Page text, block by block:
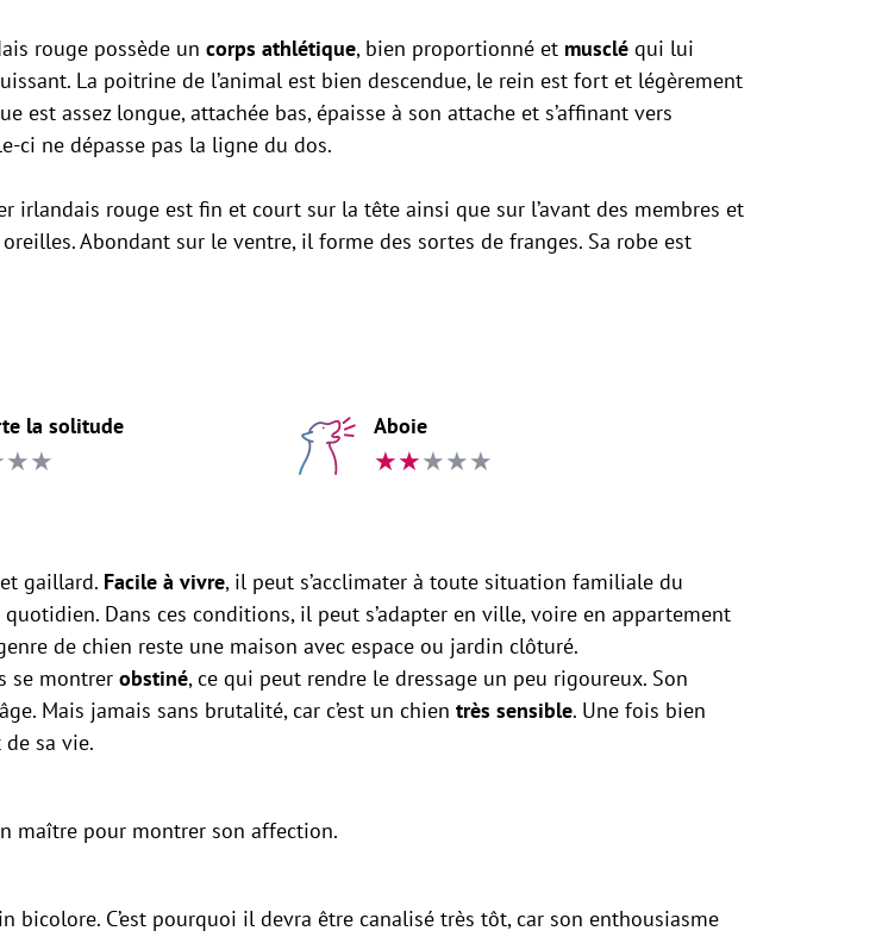
rouge possède un corps athlétique, bien proportionné et musclé qui lui
La poitrine de l’animal est bien descendue, le rein est fort et légèrement
est assez longue, attachée bas, épaisse à son attache et s’affinant vers
ci ne dépasse pas la ligne du dos.
irlandais rouge est fin et court sur la tête ainsi que sur l’avant des membres et
oreilles. Abondant sur le ventre, il forme des sortes de franges. Sa robe est
la solitude
★★
Aboie
★★★★★
et gaillard. Facile à vivre, il peut s’acclimater à toute situation familiale du
Dans ces conditions, il peut s’adapter en ville, voire en appartement
de chien reste une maison avec espace ou jardin clôturé.
se montrer obstiné, ce qui peut rendre le dressage un peu rigoureux. Son
Mais jamais sans brutalité, car c’est un chien très sensible. Une fois bien
sa vie.
maître pour montrer son affection.
bicolore. C’est pourquoi il devra être canalisé très tôt, car son enthousiasme